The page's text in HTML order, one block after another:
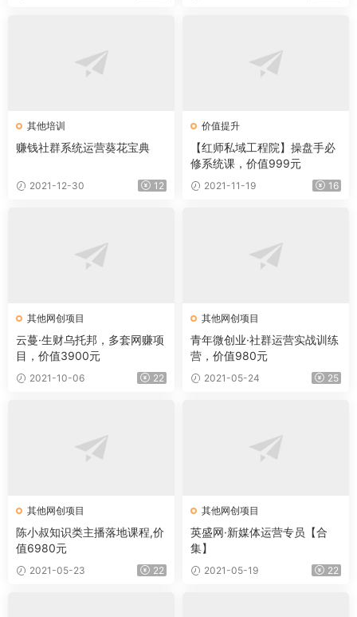
其他培训
赚钱社群系统运营葵花宝典
2021-12-30 12
价值提升
【红师私域工程院】操盘手必
修系统课，价值999元
2021-11-19 16
其他网创项目
云蔓·生财乌托邦，多套网赚项
目，价值3900元
2021-10-06 22
其他网创项目
青年微创业·社群运营实战训练
营，价值980元
2021-05-24 25
其他网创项目
陈小叔知识类主播落地课程,价
值6980元
2021-05-23 22
其他网创项目
英盛网·新媒体运营专员【合
集】
2021-05-19 22